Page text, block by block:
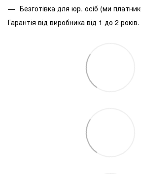
Безготівка для юр. осіб (ми
Гарантія від виробника від 1 до 2 років.